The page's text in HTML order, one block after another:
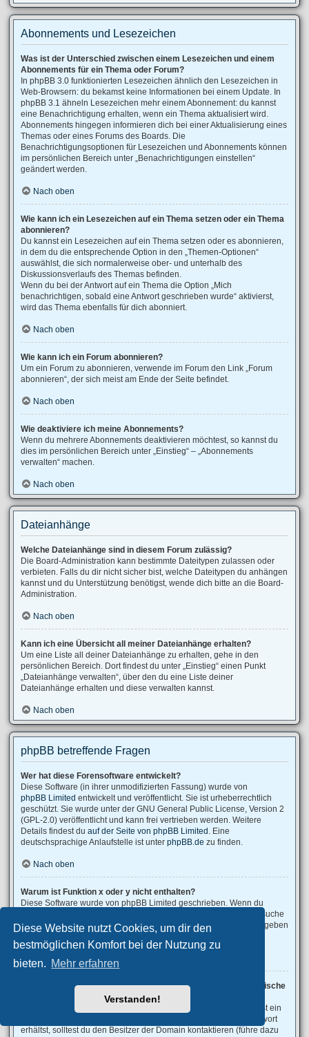
Diese Website nutzt Cookies, um dir den
bestmöglichen Komfort bei der Nutzung zu
bieten. Mehr erfahren
Verstanden!
Abonnements und Lesezeichen
Was ist der Unterschied zwischen einem Lesezeichen und einem
Abonnements für ein Thema oder Forum?
In phpBB 3.0 funktionierten Lesezeichen ähnlich den Lesezeichen in
Web-Browsern: du bekamst keine Informationen bei einem Update. In
phpBB 3.1 ähneln Lesezeichen mehr einem Abonnement: du kannst
eine Benachrichtigung erhalten, wenn ein Thema aktualisiert wird.
Abonnements hingegen informieren dich bei einer Aktualisierung eines
Themas oder eines Forums des Boards. Die
Benachrichtigungsoptionen für Lesezeichen und Abonnements können
im persönlichen Bereich unter „Benachrichtigungen einstellen“
geändert werden.
Nach oben
Wie kann ich ein Lesezeichen auf ein Thema setzen oder ein Thema
abonnieren?
Du kannst ein Lesezeichen auf ein Thema setzen oder es abonnieren,
in dem du die entsprechende Option in den „Themen-Optionen“
auswählst, die sich normalerweise ober- und unterhalb des
Diskussionsverlaufs des Themas befinden.
Wenn du bei der Antwort auf ein Thema die Option „Mich
benachrichtigen, sobald eine Antwort geschrieben wurde“ aktivierst,
wird das Thema ebenfalls für dich abonniert.
Nach oben
Wie kann ich ein Forum abonnieren?
Um ein Forum zu abonnieren, verwende im Forum den Link „Forum
abonnieren“, der sich meist am Ende der Seite befindet.
Nach oben
Wie deaktiviere ich meine Abonnements?
Wenn du mehrere Abonnements deaktivieren möchtest, so kannst du
dies im persönlichen Bereich unter „Einstieg“ – „Abonnements
verwalten“ machen.
Nach oben
Dateianhänge
Welche Dateianhänge sind in diesem Forum zulässig?
Die Board-Administration kann bestimmte Dateitypen zulassen oder
verbieten. Falls du dir nicht sicher bist, welche Dateitypen du anhängen
kannst und du Unterstützung benötigst, wende dich bitte an die Board-
Administration.
Nach oben
Kann ich eine Übersicht all meiner Dateianhänge erhalten?
Um eine Liste all deiner Dateianhänge zu erhalten, gehe in den
persönlichen Bereich. Dort findest du unter „Einstieg“ einen Punkt
„Dateianhänge verwalten“, über den du eine Liste deiner
Dateianhänge erhalten und diese verwalten kannst.
Nach oben
phpBB betreffende Fragen
Wer hat diese Forensoftware entwickelt?
Diese Software (in ihrer unmodifizierten Fassung) wurde von
phpBB Limited entwickelt und veröffentlicht. Sie ist urheberrechtlich
geschützt. Sie wurde unter der GNU General Public License, Version 2
(GPL-2.0) veröffentlicht und kann frei vertrieben werden. Weitere
Details findest du auf der Seite von phpBB Limited . Eine
deutschsprachige Anlaufstelle ist unter phpBB.de zu finden.
Nach oben
Warum ist Funktion x oder y nicht enthalten?
Diese Software wurde von phpBB Limited geschrieben. Wenn du
denkst, dass eine Funktion implementiert werden sollte, dann besuche
phpBB Ideas, wo du deine Stimme für bestehende Vorschläge abgeben
oder neue Funktionen vorschlagen kannst.
Nach oben
An wen soll ich mich wenden, falls es Beschwerden oder juristische
Anfragen zu diesem Forum gibt?
Jeder Administrator, der auf der „Das Team“-Seite aufgeführt ist, ist ein
geeigneter Kontakt für deine Beschwerde. Wenn du so keine Antwort
erhältst, solltest du den Besitzer der Domain kontaktieren (führe dazu